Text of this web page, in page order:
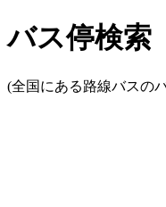
バス停検索
(全国にある路線バスの